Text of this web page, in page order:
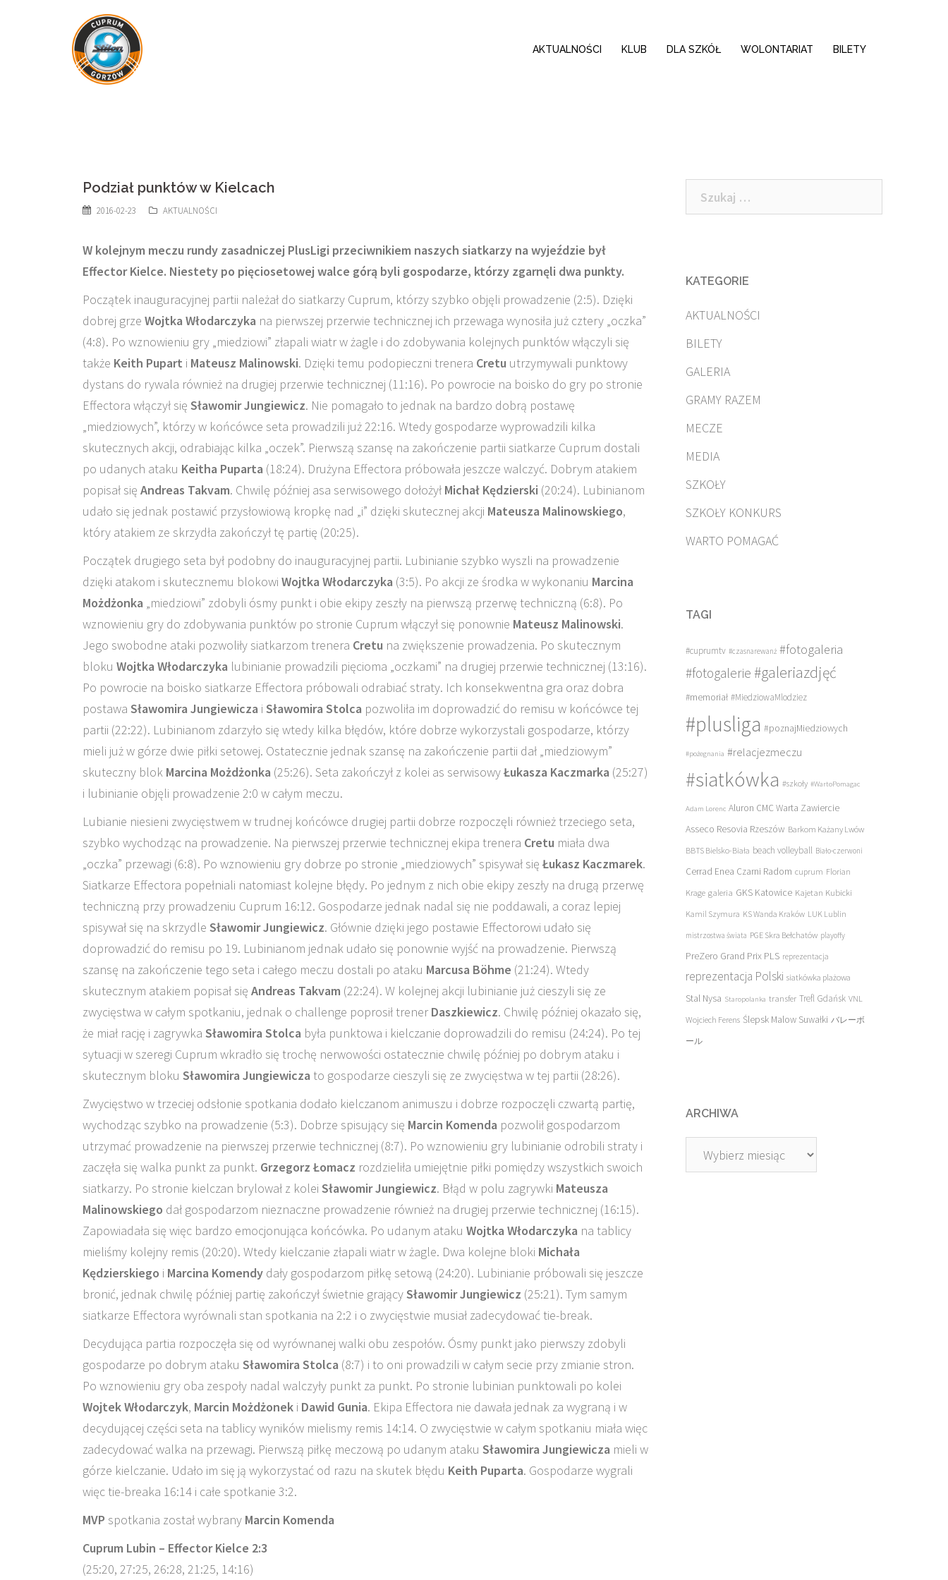
AKTUALNOŚCI KLUB DLA SZKÓŁ WOLONTARIAT BILETY
Podział punktów w Kielcach
2016-02-23 AKTUALNOŚCI
W kolejnym meczu rundy zasadniczej PlusLigi przeciwnikiem naszych siatkarzy na wyjeździe był
Effector Kielce. Niestety po pięciosetowej walce górą byli gospodarze, którzy zgarnęli dwa punkty.
Początek inauguracyjnej partii należał do siatkarzy Cuprum, którzy szybko objęli prowadzenie (2:5). Dzięki
dobrej grze Wojtka Włodarczyka na pierwszej przerwie technicznej ich przewaga wynosiła już cztery „oczka”
(4:8). Po wznowieniu gry „miedziowi” złapali wiatr w żagle i do zdobywania kolejnych punktów włączyli się
także Keith Pupart i Mateusz Malinowski. Dzięki temu podopieczni trenera Cretu utrzymywali punktowy
dystans do rywala również na drugiej przerwie technicznej (11:16). Po powrocie na boisko do gry po stronie
Effectora włączył się Sławomir Jungiewicz. Nie pomagało to jednak na bardzo dobrą postawę
„miedziowych”, którzy w końcówce seta prowadzili już 22:16. Wtedy gospodarze wyprowadzili kilka
skutecznych akcji, odrabiając kilka „oczek”. Pierwszą szansę na zakończenie partii siatkarze Cuprum dostali
po udanych ataku Keitha Puparta (18:24). Drużyna Effectora próbowała jeszcze walczyć. Dobrym atakiem
popisał się Andreas Takvam. Chwilę później asa serwisowego dołożył Michał Kędzierski (20:24). Lubinianom
udało się jednak postawić przysłowiową kropkę nad „i” dzięki skutecznej akcji Mateusza Malinowskiego,
który atakiem ze skrzydła zakończył tę partię (20:25).
Początek drugiego seta był podobny do inauguracyjnej partii. Lubinianie szybko wyszli na prowadzenie
dzięki atakom i skutecznemu blokowi Wojtka Włodarczyka (3:5). Po akcji ze środka w wykonaniu Marcina
Możdżonka „miedziowi” zdobyli ósmy punkt i obie ekipy zeszły na pierwszą przerwę techniczną (6:8). Po
wznowieniu gry do zdobywania punktów po stronie Cuprum włączył się ponownie Mateusz Malinowski.
Jego swobodne ataki pozwoliły siatkarzom trenera Cretu na zwiększenie prowadzenia. Po skutecznym
bloku Wojtka Włodarczyka lubinianie prowadzili pięcioma „oczkami” na drugiej przerwie technicznej (13:16).
Po powrocie na boisko siatkarze Effectora próbowali odrabiać straty. Ich konsekwentna gra oraz dobra
postawa Sławomira Jungiewicza i Sławomira Stolca pozwoliła im doprowadzić do remisu w końcówce tej
partii (22:22). Lubinianom zdarzyło się wtedy kilka błędów, które dobrze wykorzystali gospodarze, którzy
mieli już w górze dwie piłki setowej. Ostatecznie jednak szansę na zakończenie partii dał „miedziowym”
skuteczny blok Marcina Możdżonka (25:26). Seta zakończył z kolei as serwisowyŁukasza Kaczmarka (25:27)
i lubinianie objęli prowadzenie 2:0 w całym meczu.
Lubianie niesieni zwycięstwem w trudnej końcówce drugiej partii dobrze rozpoczęli również trzeciego seta,
szybko wychodząc na prowadzenie. Na pierwszej przerwie technicznej ekipa trenera Cretu miała dwa
„oczka” przewagi (6:8). Po wznowieniu gry dobrze po stronie „miedziowych” spisywał się Łukasz Kaczmarek.
Siatkarze Effectora popełniali natomiast kolejne błędy. Po jednym z nich obie ekipy zeszły na drugą przerwę
techniczną przy prowadzeniu Cuprum 16:12. Gospodarze jednak nadal się nie poddawali, a coraz lepiej
spisywał się na skrzydle Sławomir Jungiewicz. Głównie dzięki jego postawie Effectorowi udało się
doprowadzić do remisu po 19. Lubinianom jednak udało się ponownie wyjść na prowadzenie. Pierwszą
szansę na zakończenie tego seta i całego meczu dostali po ataku Marcusa Böhme (21:24). Wtedy
skutecznym atakiem popisał się Andreas Takvam (22:24). W kolejnej akcji lubinianie już cieszyli się ze
zwycięstwa w całym spotkaniu, jednak o challenge poprosił trenerDaszkiewicz. Chwilę później okazało się,
że miał rację i zagrywka Sławomira Stolca była punktowa i kielczanie doprowadzili do remisu (24:24). Po tej
sytuacji w szeregi Cuprum wkradło się trochę nerwowości ostatecznie chwilę później po dobrym ataku i
skutecznym bloku Sławomira Jungiewicza to gospodarze cieszyli się ze zwycięstwa w tej partii (28:26).
Zwycięstwo w trzeciej odsłonie spotkania dodało kielczanom animuszu i dobrze rozpoczęli czwartą partię,
wychodząc szybko na prowadzenie (5:3). Dobrze spisujący się Marcin Komenda pozwolił gospodarzom
utrzymać prowadzenie na pierwszej przerwie technicznej (8:7). Po wznowieniu gry lubinianie odrobili straty i
zaczęła się walka punkt za punkt. Grzegorz Łomacz rozdzieliła umiejętnie piłki pomiędzy wszystkich swoich
siatkarzy. Po stronie kielczan brylował z kolei Sławomir Jungiewicz. Błąd w polu zagrywki Mateusza
Malinowskiego dał gospodarzom nieznaczne prowadzenie również na drugiej przerwie technicznej (16:15).
Zapowiadała się więc bardzo emocjonująca końcówka. Po udanym ataku Wojtka Włodarczyka na tablicy
mieliśmy kolejny remis (20:20). Wtedy kielczanie złapali wiatr w żagle. Dwa kolejne bloki Michała
Kędzierskiego i Marcina Komendy dały gospodarzom piłkę setową (24:20). Lubinianie próbowali się jeszcze
bronić, jednak chwilę później partię zakończył świetnie grającySławomir Jungiewicz (25:21). Tym samym
siatkarze Effectora wyrównali stan spotkania na 2:2 i o zwycięstwie musiał zadecydować tie-break.
Decydująca partia rozpoczęła się od wyrównanej walki obu zespołów. Ósmy punkt jako pierwszy zdobyli
gospodarze po dobrym ataku Sławomira Stolca (8:7) i to oni prowadzili w całym secie przy zmianie stron.
Po wznowieniu gry oba zespoły nadal walczyły punkt za punkt. Po stronie lubinian punktowali po kolei
Wojtek Włodarczyk, Marcin Możdżonek i Dawid Gunia. Ekipa Effectora nie dawała jednak za wygraną i w
decydującej części seta na tablicy wyników mielismy remis 14:14. O zwycięstwie w całym spotkaniu miała więc
zadecydować walka na przewagi. Pierwszą piłkę meczową po udanym ataku Sławomira Jungiewicza mieli w
górze kielczanie. Udało im się ją wykorzystać od razu na skutek błędu Keith Puparta. Gospodarze wygrali
więc tie-breaka 16:14 i całe spotkanie 3:2.
MVP spotkania został wybrany Marcin Komenda
Cuprum Lubin – Effector Kielce 2:3
(25:20, 27:25, 26:28, 21:25, 14:16)
Szukaj:
KATEGORIE
AKTUALNOŚCI
BILETY
GALERIA
GRAMY RAZEM
MECZE
MEDIA
SZKOŁY
SZKOŁY KONKURS
WARTO POMAGAĆ
TAGI
#cuprumtv #czasnarewanż #fotogaleria
#fotogalerie #galeriazdjęć
#memoriał #MiedziowaMlodziez
#plusliga #poznajMiedziowych
#pożegnania #relacjezmeczu
#siatkówka #szkoły #WartoPomagac
Adam Lorenc Aluron CMC Warta Zawiercie
Asseco Resovia Rzeszów Barkom Każany Lwów
BBTS Bielsko-Biała beach volleyball Biało-czerwoni
Cerrad Enea Czarni Radom cuprum Florian
Krage galeria GKS Katowice Kajetan Kubicki
Kamil Szymura KS Wanda Kraków LUK Lublin
mistrzostwa świata PGE Skra Bełchatów playoffy
PreZero Grand Prix PLS reprezentacja
reprezentacja Polski siatkówka plażowa
Stal Nysa Staropolanka transfer Trefl Gdańsk VNL
Wojciech Ferens Ślepsk Malow Suwałki バレーボ
ール
ARCHIWA
Archiwa